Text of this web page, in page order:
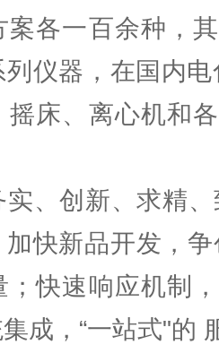
案各一百余种，
仪器，在国内
摇床、离心机和
实、创新、求精
快新品开发，
；快速响应机制
成，“一站式"的